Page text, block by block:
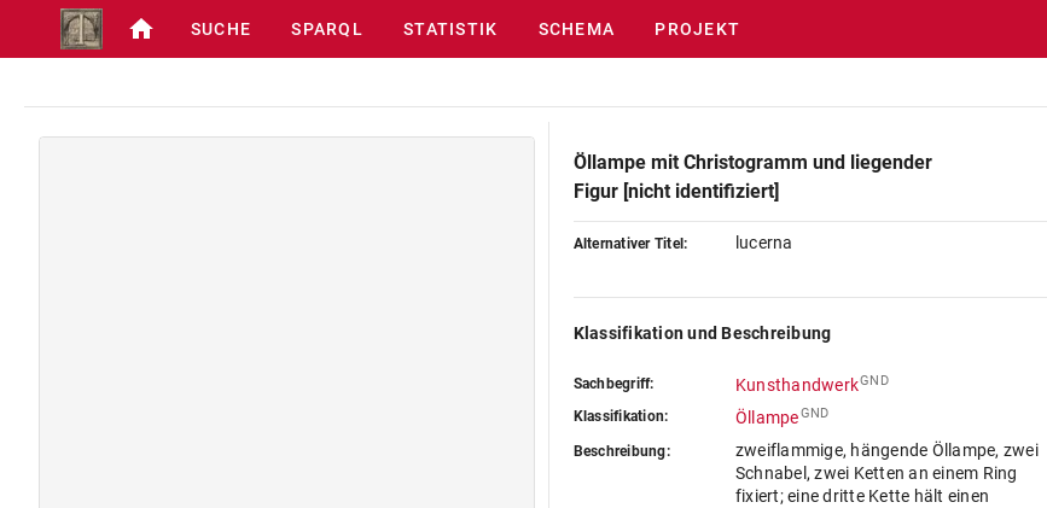
SUCHE SPARQL STATISTIK SCHEMA PROJEKT
Öllampe mit Christogramm und liegender
Figur [nicht identifiziert]
Alternativer Titel: lucerna
Klassifikation und Beschreibung
Sachbegriff: KunsthandwerkGND
Klassifikation: ÖllampeGND
Beschreibung:
zweiflammige, hängende Öllampe, zwei
Schnabel, zwei Ketten an einem Ring
fixiert; eine dritte Kette hält einen